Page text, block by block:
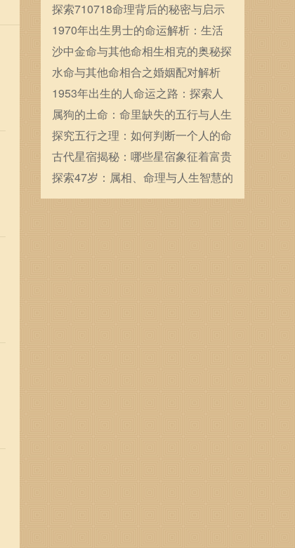
八钱女命
探索710718命理背后的秘密与启示
1970年出生男士的命运解析：生活
的转折与成长历程
沙中金命与其他命相生相克的奥秘探
索
水命与其他命相合之婚姻配对解析
1953年出生的人命运之路：探索人
生的每一个岔口与选择
属狗的土命：命里缺失的五行与人生
的契机
探究五行之理：如何判断一个人的命
格属木？
古代星宿揭秘：哪些星宿象征着富贵
命运
探索47岁：属相、命理与人生智慧的
交织